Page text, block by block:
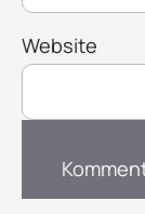
Website